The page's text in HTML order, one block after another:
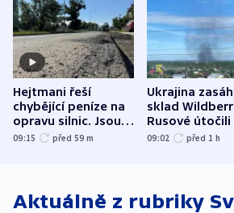
Hejtmani řeší
chybějící peníze na
opravu silnic. Jsou
nenárokové, namítá
09:15 před 59 m
Ukrajina
sklad
Rusové útočili
trh, hasiče či
09:02 před 1 h
Aktuálně z rubriky